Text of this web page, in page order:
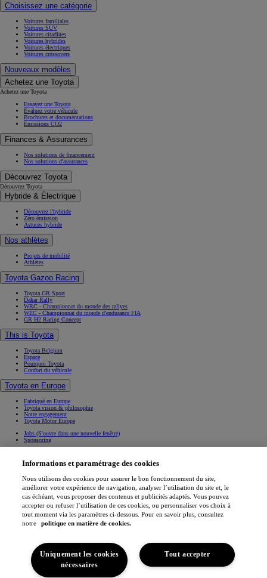
Choisissez une catégorie
Voitures familiales
Voitures SUV
Voitures citadines
Voitures hybrides
Voitures électriques
Voitures crossovers
Nouveaux modèles
Achetez une Toyota
Achetez une Toyota
Essayez une Toyota
Évaluez votre véhicule
Brochures et documentations
Émissions CO2
Finances & Assurances
Nos solutions de financement
Nos solutions d'assurances
Découvrez Toyota
Découvrez Toyota
Hybride & Électrique
Découvrez l'hybride
Zéro émission
Astuces hybride
Nos athlètes
Projets de mobilité
Athlètes
Toyota Gazoo Racing
Toyota GR Sport
Dakar Rally
WRC - Championnat du monde des rallyes
WEC - Championnat du monde d'endurance FIA
GR H2 Racing Concept
This is Toyota
Toyota Belgium
Espace
Pourquoi Toyota
Confort du véhicule
Toyota en Europe
Fabriqué en Europe
Toyota vision & philosophie
Notre engagement
Toyota Motor Europe
Jobs (S'ouvre dans une nouvelle fenêtre)
Sponsoring
Contact & Infos
Trouvez un concessionnaire
Rendez-vous entretien
Rendez-vous en concession(S'ouvre dans une nouvelle fenêtre)
Contactez-nous
Nos concessionnaires
Support (FAQ)
Mentions légales
Cookies
Accessibilité
Professionnels
Application My Toyota
(S'ouvre dans une nouvelle fenêtre)
Informations et paramétrage des cookies
Nous utilisons des cookies pour assurer le bon fonctionnement du site,
améliorer votre expérience de navigation, analyser l’utilisation du site et, le
cas échéant, vous proposer des contenus et publicités adaptés. Vous pouvez
accepter ou refuser l’utilisation de ces cookies, ou personnaliser vos choix à
tout moment via les paramètres ci-dessous. Pour en savoir plus, consultez
notre
politique en matière de cookies.
Tout accepter
Uniquement les cookies
nécessaires